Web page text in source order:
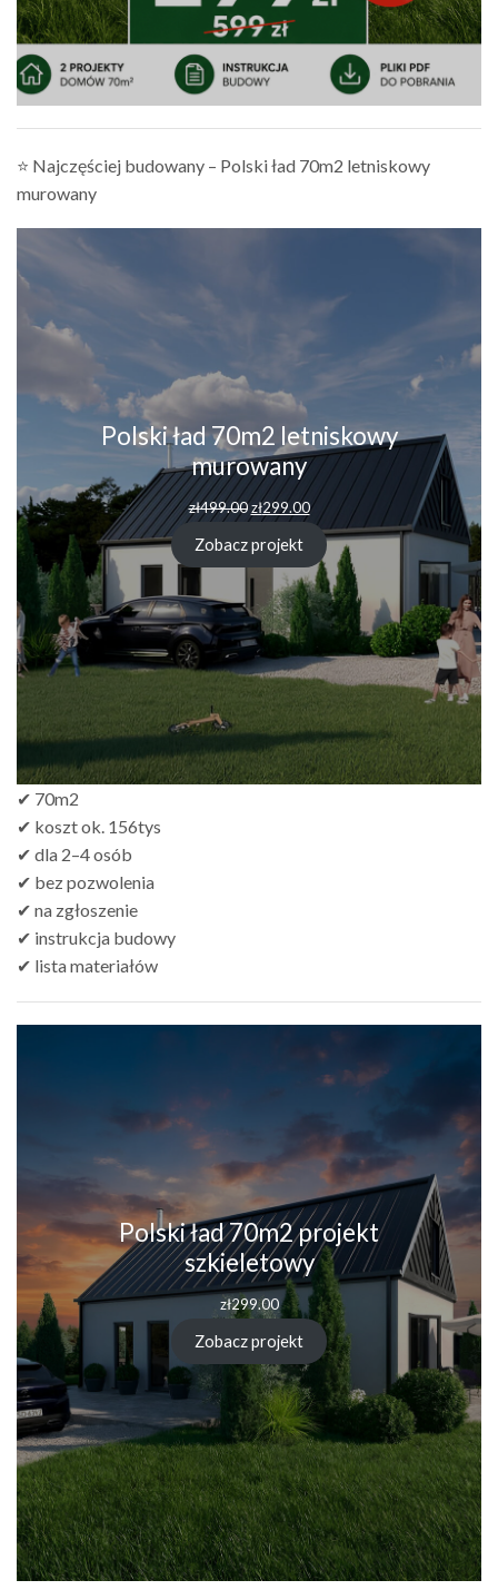
⭐ Najczęściej budowany – Polski ład 70m2 letniskowy
murowany
Polski ład 70m2 letniskowy
murowany
zł499.00 zł299.00
Zobacz projekt
✔ 70m2
✔ koszt ok. 156tys
✔ dla 2–4 osób
✔ bez pozwolenia
✔ na zgłoszenie
✔ instrukcja budowy
✔ lista materiałów
Polski ład 70m2 projekt
szkieletowy
zł299.00
Zobacz projekt